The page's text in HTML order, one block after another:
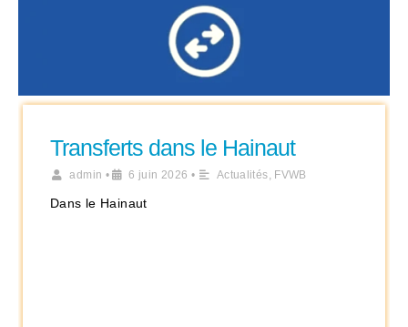
Transferts dans le Hainaut
admin • 6 juin 2026 • Actualités, FVWB
Dans le Hainaut